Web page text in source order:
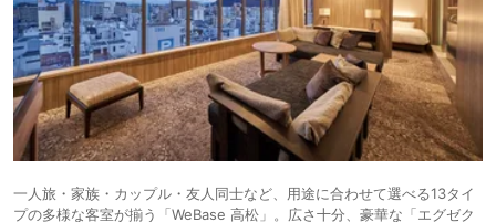
一人旅・家族・カップル・友人同士など、用途に合わせて選べる13タイ
プの多様な客室が揃う「WeBase 高松」。広さ十分、豪華な「エグゼク